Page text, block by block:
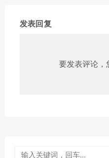
发表回复
要发表评论，